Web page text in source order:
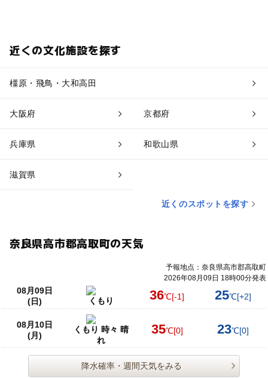
近くの文化施設を探す
橿原・飛鳥・大和高田
大阪府 京都府
兵庫県 和歌山県
滋賀県
近くのスポットを探す
奈良県高市郡高取町の天気
予報地点：奈良県高市郡高取町
2026年08月09日 18時00分発表
08月09日
(日)
くもり 36℃[-1] 25℃[+2]
08月10日
(月)
くもり 時々 晴
れ
35℃[0] 23℃[0]
降水確率・週間天気をみる